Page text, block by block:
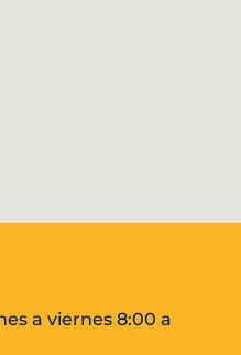
a viernes 8:00 a